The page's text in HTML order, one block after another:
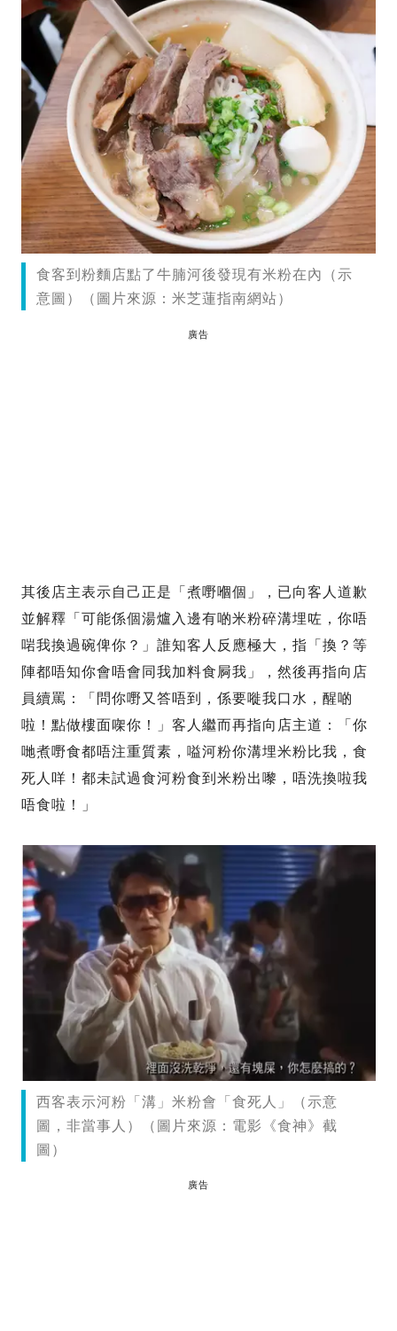
食客到粉麵店點了牛腩河後發現有米粉在內（示
意圖）（圖片來源：米芝蓮指南網站）
廣告
其後店主表示自己正是「煮嘢嗰個」，已向客人道歉
並解釋「可能係個湯爐入邊有啲米粉碎溝埋咗，你唔
啱我換過碗俾你？」誰知客人反應極大，指「換？等
陣都唔知你會唔會同我加料食屙我」，然後再指向店
員續罵：「問你嘢又答唔到，係要嘥我口水，醒啲
啦！點做樓面㗎你！」客人繼而再指向店主道：「你
哋煮嘢食都唔注重質素，嗌河粉你溝埋米粉比我，食
死人咩！都未試過食河粉食到米粉出嚟，唔洗換啦我
唔食啦！」
西客表示河粉「溝」米粉會「食死人」（示意
圖，非當事人）（圖片來源：電影《食神》截
圖）
廣告